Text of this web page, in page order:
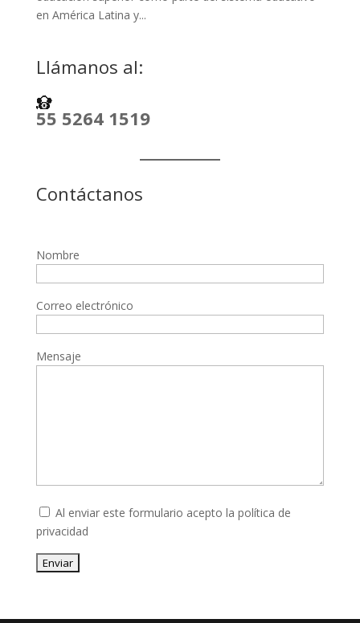
en América Latina y...
Llámanos al:
55 5264 1519
Contáctanos
Nombre
Correo electrónico
Mensaje
Al enviar este formulario acepto la política de
privacidad
Enviar